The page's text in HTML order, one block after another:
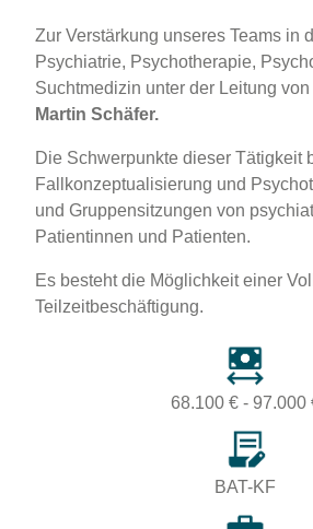
Zur Verstärkung unseres Teams in
Psychiatrie, Psychotherapie,
Suchtmedizin unter der Leitung von
Martin Schäfer.
Die Schwerpunkte dieser Tätigkeit
Fallkonzeptualisierung und
und Gruppensitzungen von
Patientinnen und Patienten.
Es besteht die Möglichkeit einer
Teilzeitbeschäftigung.
68.100 € - 97.000
BAT-KF